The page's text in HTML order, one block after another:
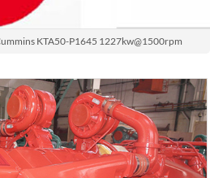
KTA50-P1645 1227kw@1500rpm